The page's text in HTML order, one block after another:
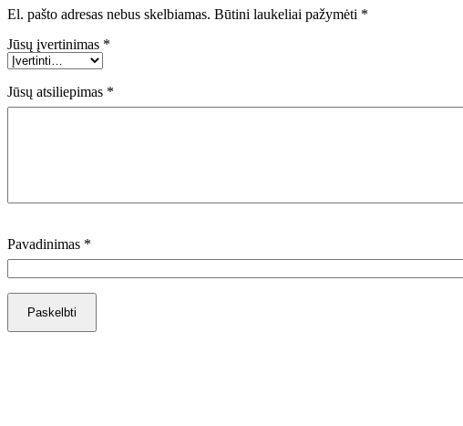
El. pašto adresas nebus skelbiamas. Būtini laukeliai pažymėti *
Jūsų įvertinimas *
Jūsų atsiliepimas *
Pavadinimas *